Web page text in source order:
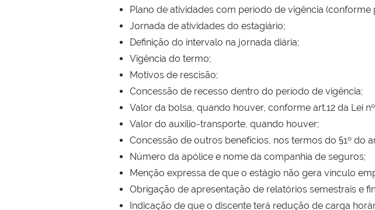
Plano de atividades com período de vigência (conforme
Jornada de atividades do estagiário;
Definição do intervalo na jornada diária;
Vigência do termo;
Motivos de rescisão;
Concessão de recesso dentro do período de vigência;
Valor da bolsa, quando houver, conforme art.12 da Lei
Valor do auxílio-transporte, quando houver;
Concessão de outros benefícios, nos termos do §1º do
Número da apólice e nome da companhia de seguros;
Menção expressa de que o estágio não gera vínculo
Obrigação de apresentação de relatórios semestrais e
Indicação de que o discente terá redução de carga